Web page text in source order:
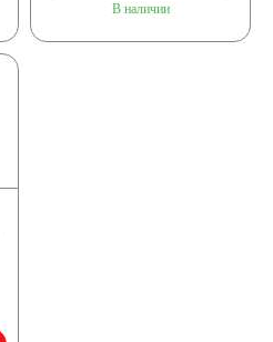
В наличии